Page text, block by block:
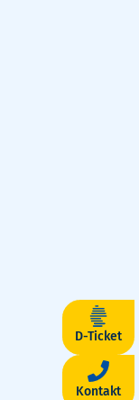
D-Ticket
Kontakt